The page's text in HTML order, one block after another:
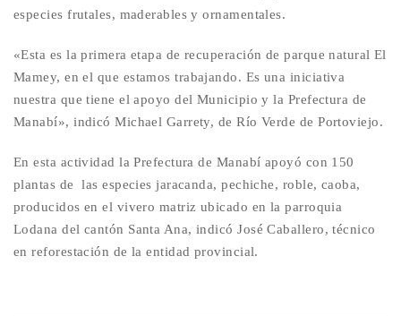
especies frutales, maderables y ornamentales.
«Esta es la primera etapa de recuperación de parque natural El
Mamey, en el que estamos trabajando. Es una iniciativa
nuestra que tiene el apoyo del Municipio y la Prefectura de
Manabí», indicó Michael Garrety, de Río Verde de Portoviejo.
En esta actividad la Prefectura de Manabí apoyó con 150
plantas de las especies jaracanda, pechiche, roble, caoba,
producidos en el vivero matriz ubicado en la parroquia
Lodana del cantón Santa Ana, indicó José Caballero, técnico
en reforestación de la entidad provincial.